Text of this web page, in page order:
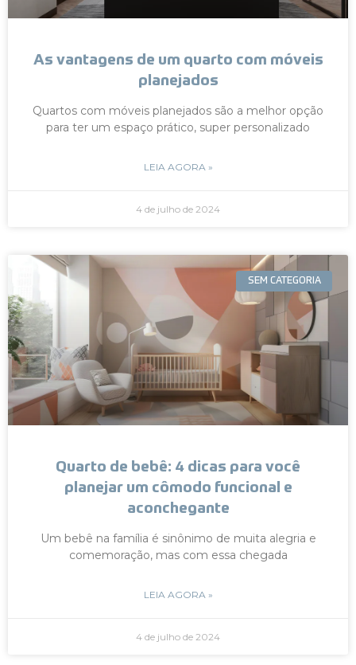
As vantagens de um quarto com móveis
planejados
Quartos com móveis planejados são a melhor opção
para ter um espaço prático, super personalizado
LEIA AGORA »
4 de julho de 2024
SEM CATEGORIA
Quarto de bebê: 4 dicas para você
planejar um cômodo funcional e
aconchegante
Um bebê na família é sinônimo de muita alegria e
comemoração, mas com essa chegada
LEIA AGORA »
4 de julho de 2024